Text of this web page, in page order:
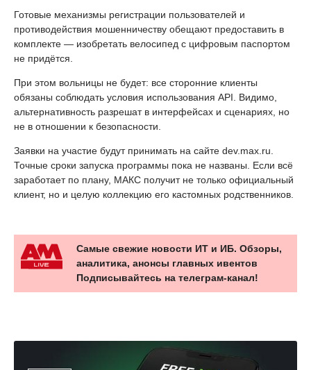
Готовые механизмы регистрации пользователей и
противодействия мошенничеству обещают предоставить в
комплекте — изобретать велосипед с цифровым паспортом
не придётся.
При этом вольницы не будет: все сторонние клиенты
обязаны соблюдать условия использования API. Видимо,
альтернативность разрешат в интерфейсах и сценариях, но
не в отношении к безопасности.
Заявки на участие будут принимать на сайте dev.max.ru.
Точные сроки запуска программы пока не названы. Если всё
заработает по плану, МАКС получит не только официальный
клиент, но и целую коллекцию его кастомных родственников.
Самые свежие новости ИТ и ИБ. Обзоры,
аналитика, анонсы главных ивентов
Подписывайтесь на телеграм-канал!